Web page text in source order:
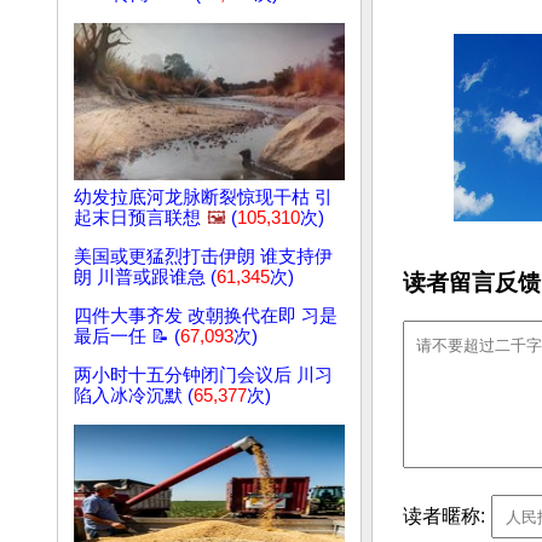
幼发拉底河龙脉断裂惊现干枯 引
起末日预言联想 🖼️ (105,310次)
美国或更猛烈打击伊朗 谁支持伊
朗 川普或跟谁急 (61,345次)
四件大事齐发 改朝换代在即 习是
最后一任 📝 (67,093次)
两小时十五分钟闭门会议后 川习
陷入冰冷沉默 (65,377次)
读者留言反
读者暱称: